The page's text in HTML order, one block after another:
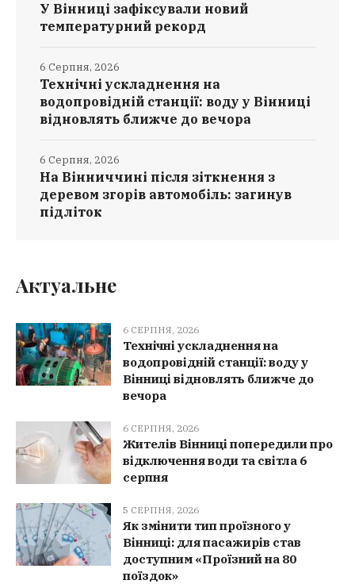
У Вінниці зафіксували новий
температурний рекорд
Технічні ускладнення на
водопровідній станції: воду у Вінниці
відновлять ближче до вечора
6 Серпня, 2026
На Вінниччині після зіткнення з
деревом згорів автомобіль: загинув
підліток
6 Серпня, 2026
Актуальне
6 СЕРПНЯ, 2026
Технічні ускладнення на
водопровідній станції: воду у
Вінниці відновлять ближче до
вечора
6 СЕРПНЯ, 2026
Жителів Вінниці попередили про
відключення води та світла 6
серпня
5 СЕРПНЯ, 2026
Як змінити тип проїзного у
Вінниці: для пасажирів став
доступним «Проїзний на 80
поїздок»